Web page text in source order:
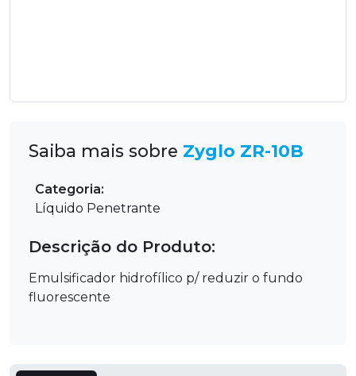
Saiba mais sobre Zyglo ZR-10B
Categoria:
Líquido Penetrante
Descrição do Produto:
Emulsificador hidrofílico p/ reduzir o fundo
fluorescente